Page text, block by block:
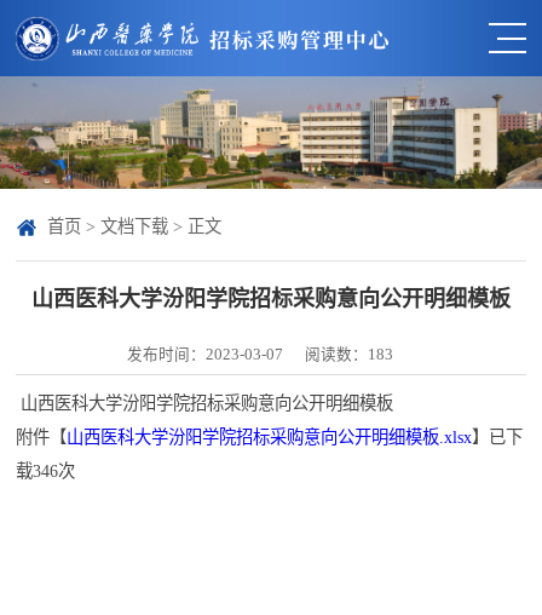
首页 > 文档下载> 正文
山西医科大学汾阳学院招标采购意向公开明细模板
发布时间：2023-03-07 阅读数： 183
山西医科大学汾阳学院招标采购意向公开明细模板
附件【山西医科大学汾阳学院招标采购意向公开明细模板.xlsx】已下
载346次